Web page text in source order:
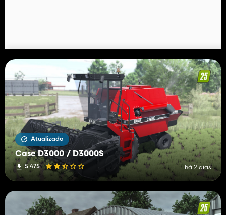
Atualizado
Case D3000 / D3000S
5 475 há 2 dias